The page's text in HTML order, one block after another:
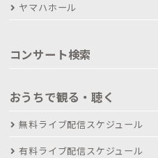
ヤマハホール
コンサート検索
おうちで観る・聴く
無料ライブ配信スケジュール
有料ライブ配信スケジュール